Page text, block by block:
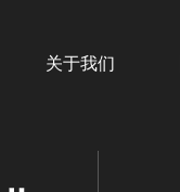
关于我们